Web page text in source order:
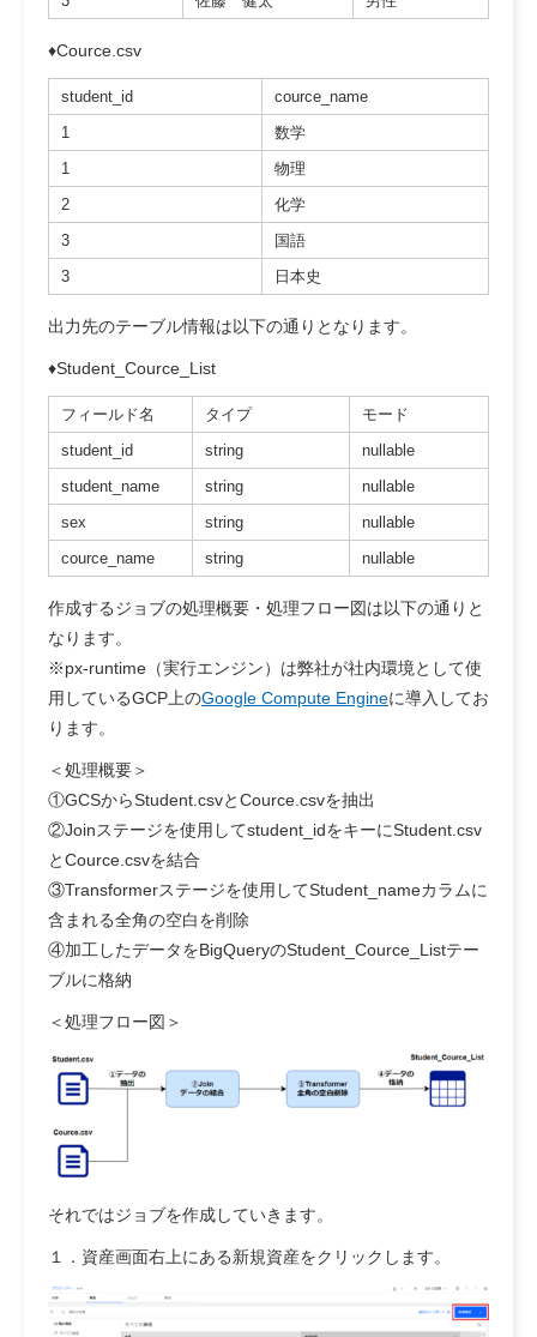
♦Cource.csv
student_id
cource_name
1
数学
1
物理
2
化学
3
国語
3
日本史
出力先のテーブル情報は以下の通りとなります。
♦Student_Cource_List
フィールド名 タイプ
モード
student_id
string
nullable
student_name
string
nullable
sex
string
nullable
cource_name
string nullable
作成するジョブの処理概要・処理フロー図は以下の通りと
なります。
※px-runtime（実行エンジン）は弊社が社内環境として使
用しているGCP上のGoogle Compute Engineに導入してお
ります。
＜処理概要＞
①GCSからStudent.csvとCource.csvを抽出
②Joinステージを使用してstudent_idをキーにStudent.csv
とCource.csvを結合
③Transformerステージを使用してStudent_nameカラムに
含まれる全角の空白を削除
④加工したデータをBigQueryのStudent_Cource_Listテー
ブルに格納
＜処理フロー図＞
それではジョブを作成していきます。
１．資産画面右上にある新規資産をクリックします。